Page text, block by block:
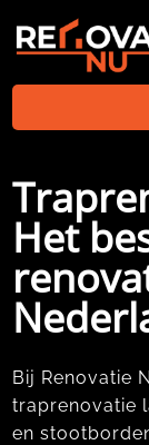
Het
Bij Renovatie
traprenovatie
en